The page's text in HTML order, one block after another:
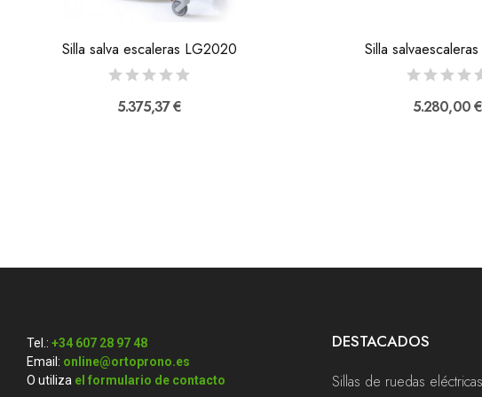
Silla salva escaleras LG2020
5.375,37 €
Silla
5.280,00 €
Tel.: +34 607 28 97 48
Email: online@ortoprono.es
O utiliza el formulario de contacto
DESTACADOS
Sillas de ruedas eléctricas